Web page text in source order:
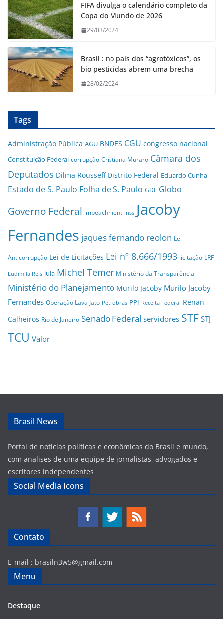
FIFA divulga o calendário completo da
Copa do Mundo de 2026
29/03/2024
Brasil : no país dos “agrotóxicos”, os
bio pesticidas abrem uma brecha
28/02/2024
Tags
Administração Pública AGU BNDES CGU congresso nacional
Constituição Federal corrupção Cristiana Muraro Câmara dos
Deputados Dilma Rousseff Distrito Federal Eduardo Cunha
Estado de S. Paulo Folha de S. Paulo GDF Globo
Governo Federal impeachment inss Jacoby
Fernandes jaques fernando reolon Lei
Anticorrupção Lei de Licitações Lei nº 8.666/1993 licitação LRF
Ludimila Reis lula Michel Temer Ministério da Transparência
Ministério do Planejamento Murilo Jacoby Murilo Jacoby
Fernandes Operação Lava Jato Petrobras PPI Receita Federal Renan
Calheiros Rio de Janeiro Senado Federal servidores STF STJ
TCU Valor
Brasil News
Portal de noticias politicas e econômicas do Brasil e mundo,
com analises de uma equipe de jornalistas, advogados e
escritores independentes
Social Media Icons
Contato
E-mail : brasiln3w5@gmail.com
Menu
Destaque